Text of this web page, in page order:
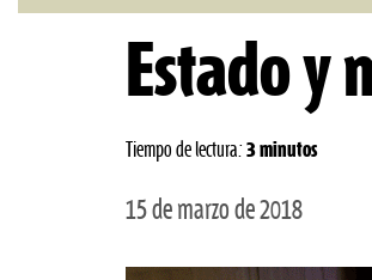
Estado y
Tiempo de lectura: 3 minutos
15 de marzo de 2018